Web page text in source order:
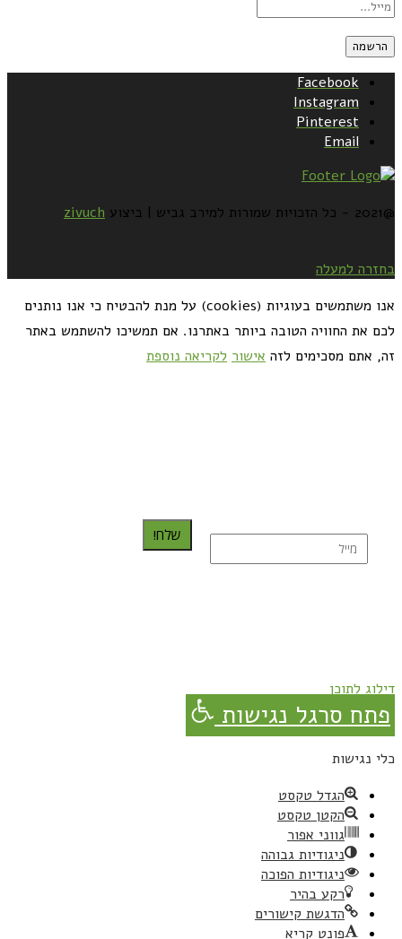
Facebook
Instagram
Pinterest
Email
@2021 - כל הזכויות שמורות למירב גביש | ביצוע zivuch
בחזרה למעלה
אנו משתמשים בעוגיות (cookies) על מנת להבטיח כי אנו נותנים
לכם את החוויה הטובה ביותר באתרנו. אם תמשיכו להשתמש באתר
זה, אתם מסכימים לזה אישור לקריאה נוספת
שלח!
דילוג לתוכן
פתח סרגל נגישות
כלי נגישות
הגדל טקסט
הקטן טקסט
גווני אפור
ניגודיות גבוהה
ניגודיות הפוכה
רקע בהיר
הדגשת קישורים
פונט קריא